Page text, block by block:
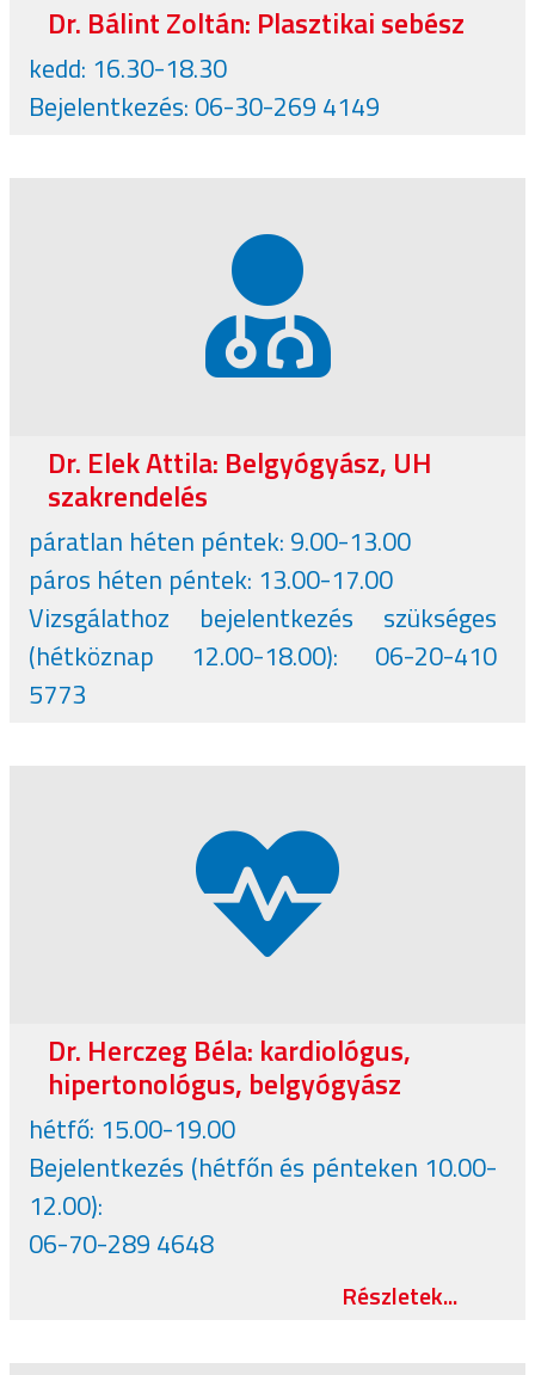
Dr. Bálint Zoltán: Plasztikai sebész
kedd: 16.30-18.30
Bejelentkezés: 06-30-269 4149
Dr. Elek Attila: Belgyógyász, UH
szakrendelés
páratlan héten péntek: 9.00-13.00
páros héten péntek: 13.00-17.00
Vizsgálathoz bejelentkezés szükséges
(hétköznap 12.00-18.00): 06-20-410
5773
Dr. Herczeg Béla: kardiológus,
hipertonológus, belgyógyász
hétfő: 15.00-19.00
Bejelentkezés (hétfőn és pénteken 10.00-
12.00):
06-70-289 4648
Részletek...